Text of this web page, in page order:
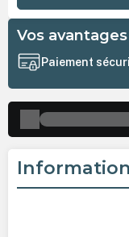
Vos avantages
Paiement